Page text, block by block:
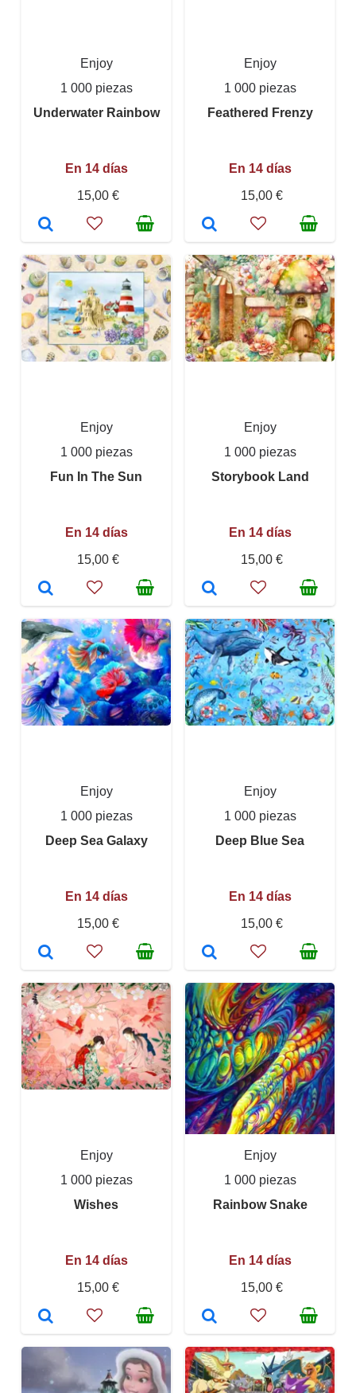
Enjoy
1 000 piezas
Underwater Rainbow
En 14 días
15,00 €
Enjoy
1 000 piezas
Feathered Frenzy
En 14 días
15,00 €
Enjoy
1 000 piezas
Fun In The Sun
En 14 días
15,00 €
Enjoy
1 000 piezas
Storybook Land
En 14 días
15,00 €
Enjoy
1 000 piezas
Deep Sea Galaxy
En 14 días
15,00 €
Enjoy
1 000 piezas
Deep Blue Sea
En 14 días
15,00 €
Enjoy
1 000 piezas
Wishes
En 14 días
15,00 €
Enjoy
1 000 piezas
Rainbow Snake
En 14 días
15,00 €